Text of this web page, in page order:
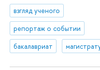
взгляд ученого
репортаж о событии
бакалавриат